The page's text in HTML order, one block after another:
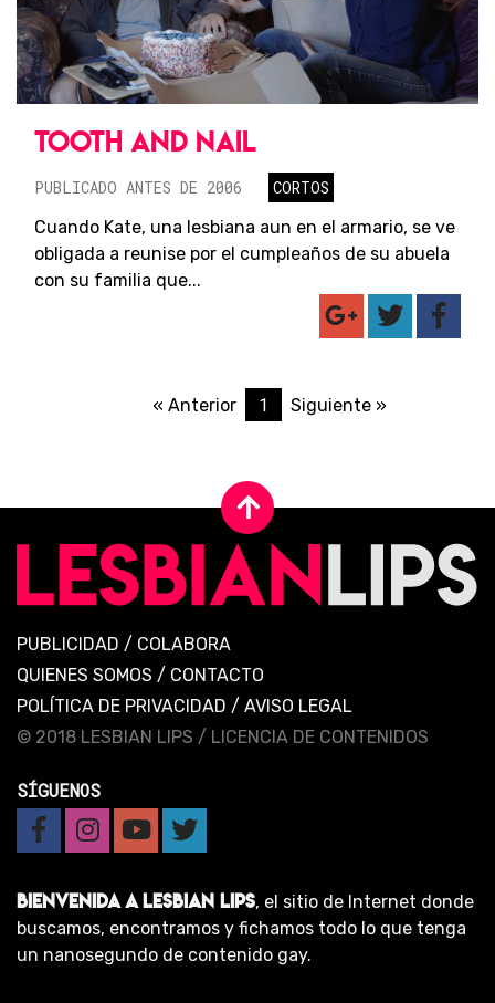
TOOTH AND NAIL
PUBLICADO ANTES DE 2006
CORTOS
Cuando Kate, una lesbiana aun en el armario, se ve
obligada a reunise por el cumpleaños de su abuela
con su familia que...
« Anterior 1 Siguiente »
PUBLICIDAD / COLABORA
QUIENES SOMOS / CONTACTO
POLÍTICA DE PRIVACIDAD / AVISO LEGAL
© 2018 LESBIAN LIPS / LICENCIA DE CONTENIDOS
SÍGUENOS
BIENVENIDA A LESBIAN LIPS, el sitio de Internet donde
buscamos, encontramos y fichamos todo lo que tenga
un nanosegundo de contenido gay.